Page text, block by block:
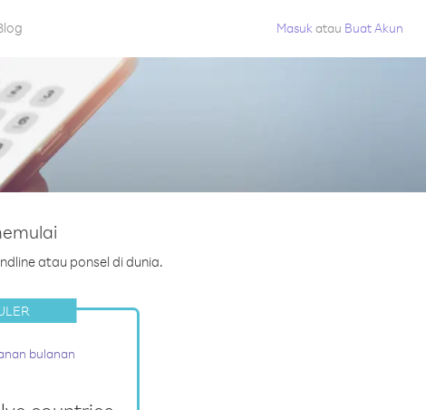
Masuk atau Buat Akun
atau ponsel di dunia.
bulanan